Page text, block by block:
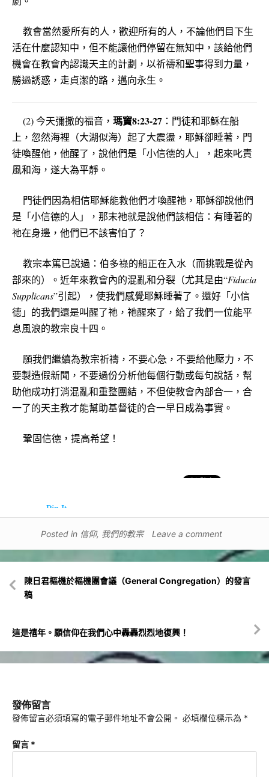
教會當然愛所有的人，歡迎所有的人，不論他們目下生
活在什麼認知中，但不能讓他們停留在無知中，該給他們
機會在教會內認識天主的計劃，以祈禱和聖事得到力量，
勝過誘惑，走貞潔的路，邁向永生。
(2) 今天彌撒的福音， 瑪竇8:23-27 ：門徒和耶穌在船
上，忽然海裡（大湖似海）起了大震盪，耶穌卻睡著，門
徒喚醒他，他醒了，說他們是「小信德的人」，起來叱責
風和海，遂大為平靜。
門徒們因為相信耶穌能救他們才喚醒祂，耶穌卻說他們
是「小信德的人」，那末祂就是說他們該相信：有睡著的
祂在身邊，他們已不該害怕了？
教宗本篤已說過：伯多祿的船正在入水（而挑戰是從內
部來的）。近年來教會內的混亂和分裂（尤其是由“Fiducia
Supplicans”引起），使我們感覺耶穌睡著了。還好「小信
德」的我們還是叫醒了祂，祂醒來了，給了我們一位能平
息風浪的教宗良十四。
願我們繼續為教宗祈禱，不要心急，不要給他壓力，不
要製造假新聞，不要過份分析他每個行動或每句說話，幫
助他成功打消混亂和重整團結，不但使教會內部合一，合
一了的天主教才能幫助基督徒的合一早日成為事實。
鞏固信德，提高希望！
Pin It
Posted in 信仰, 我們的教宗 Leave a comment
章
陳日君樞機於樞機團會議（General Congregation）的發言
稿
這是禧年。願信仰在我們心中轟轟烈烈地復興！
發佈留言
發佈留言必須填寫的電子郵件地址不會公開。 必填欄位標示為 *
留言 *